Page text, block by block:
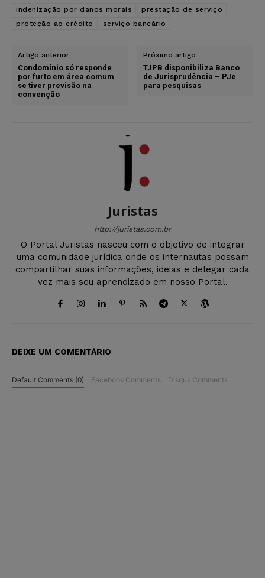
indenização por danos morais
prestação de serviço
proteção ao crédito
serviço bancário
Artigo anterior
Condomínio só responde
por furto em área comum
se tiver previsão na
convenção
Próximo artigo
TJPB disponibiliza Banco
de Jurisprudência – PJe
para pesquisas
Juristas
http://juristas.com.br
O Portal Juristas nasceu com o objetivo de integrar
uma comunidade jurídica onde os internautas possam
compartilhar suas informações, ideias e delegar cada
vez mais seu aprendizado em nosso Portal.
DEIXE UM COMENTÁRIO
Default Comments (0) Facebook Comments Disqus Comments